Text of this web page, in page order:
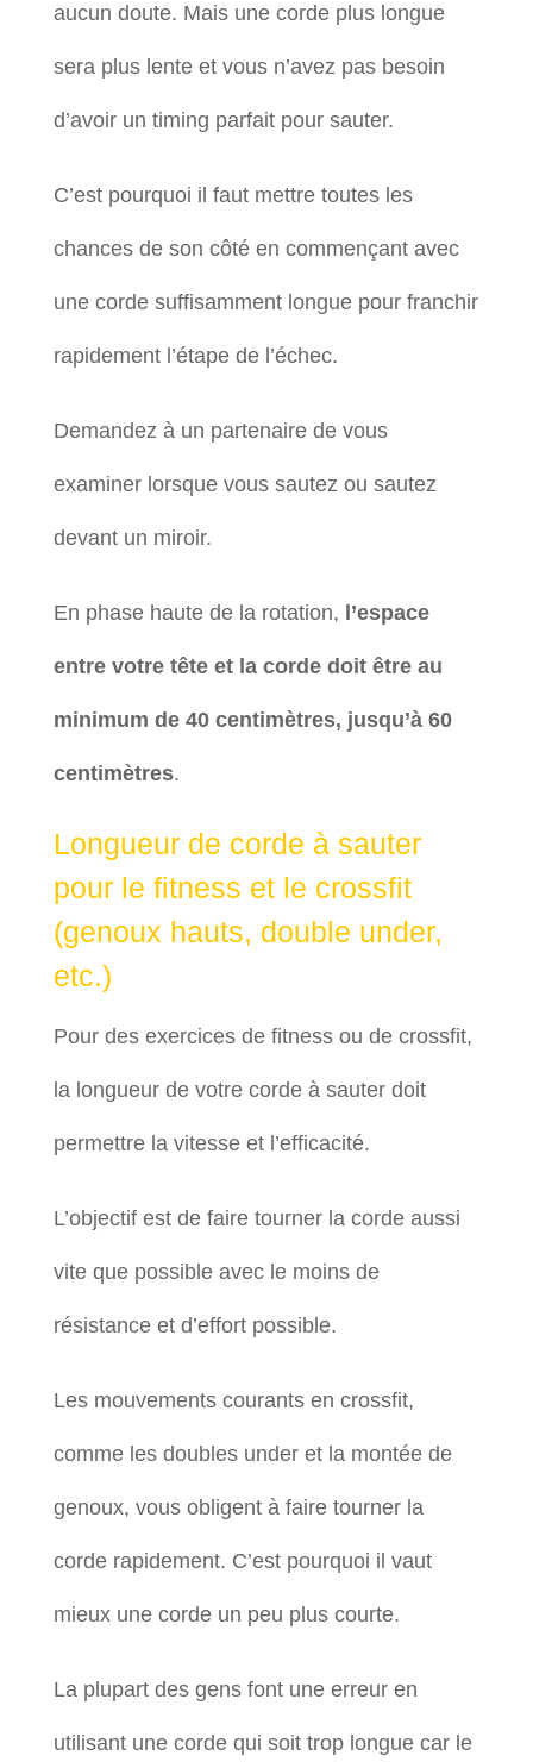
aucun doute. Mais une corde plus longue
sera plus lente et vous n’avez pas besoin
d’avoir un timing parfait pour sauter.
C’est pourquoi il faut mettre toutes les
chances de son côté en commençant avec
une corde suffisamment longue pour franchir
rapidement l’étape de l’échec.
Demandez à un partenaire de vous
examiner lorsque vous sautez ou sautez
devant un miroir.
En phase haute de la rotation, l’espace
entre votre tête et la corde doit être au
minimum de 40 centimètres, jusqu’à 60
centimètres.
Longueur de corde à sauter
pour le fitness et le crossfit
(genoux hauts, double under,
etc.)
Pour des exercices de fitness ou de crossfit,
la longueur de votre corde à sauter doit
permettre la vitesse et l’efficacité.
L’objectif est de faire tourner la corde aussi
vite que possible avec le moins de
résistance et d’effort possible.
Les mouvements courants en crossfit,
comme les doubles under et la montée de
genoux, vous obligent à faire tourner la
corde rapidement. C’est pourquoi il vaut
mieux une corde un peu plus courte.
La plupart des gens font une erreur en
utilisant une corde qui soit trop longue car le